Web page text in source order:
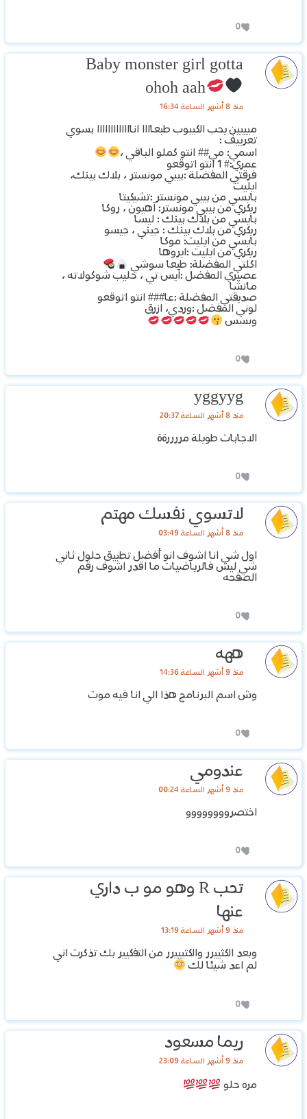
0
Baby monster girl gotta
ohoh aah
منذ 8 أشهر الساعة 16:34
ميييين يحب الكيبوب طبعاااا انااااااااااااا بسوي
تعرييف :
اسمي: مي## انتو كملو الباقي ،
عمري:# 1 انتو اتوقعو
فرقتي المفضلة :بيبي مونستر ، بلاك بينك،
ايليت
بايسي من بيبي مونستر :تشيكيتا
ريكري من بيبي مونستر: آهيون ، روكا
بايسي من بلاك بينك : ليسا
ريكري من بلاك بينك : جيني ، جيسو
بايسي من ايليت: موكا
ريكري من ايليت :ايروها
اكلتي المفضلة: طبعا سوشي
عصيري المفضل :آيس تي ، حليب شوكولاته ،
ماتشا
صديقتي المفضلة :عا### انتو اتوقعو
لوني المفضل :وردي، ازرق
وبسس
0
yggyyg
منذ 8 أشهر الساعة 20:37
الاجابات طويلة مررررةة
0
لاتسوي نفسك مهتم
منذ 8 أشهر الساعة 03:49
اول شي انا اشوف انو أفضل تطبيق حلول ثاني
شي ليش فالرياضيات ما اقدر اشوف رقم
الصفحه
0
ههه
منذ 9 أشهر الساعة 14:36
وش اسم البرنامج هذا الي انا فيه موت
0
عندومي
منذ 9 أشهر الساعة 00:24
اختصروووووووو
0
تحب R وهو مو ب داري
عنها
منذ 9 أشهر الساعة 13:19
وبعد الكثييرر والكثيييرر من التفكيير بك تذكرت اني
لم اعد شيئا لك
0
ريما مسعود
منذ 9 أشهر الساعة 23:09
مره حلو